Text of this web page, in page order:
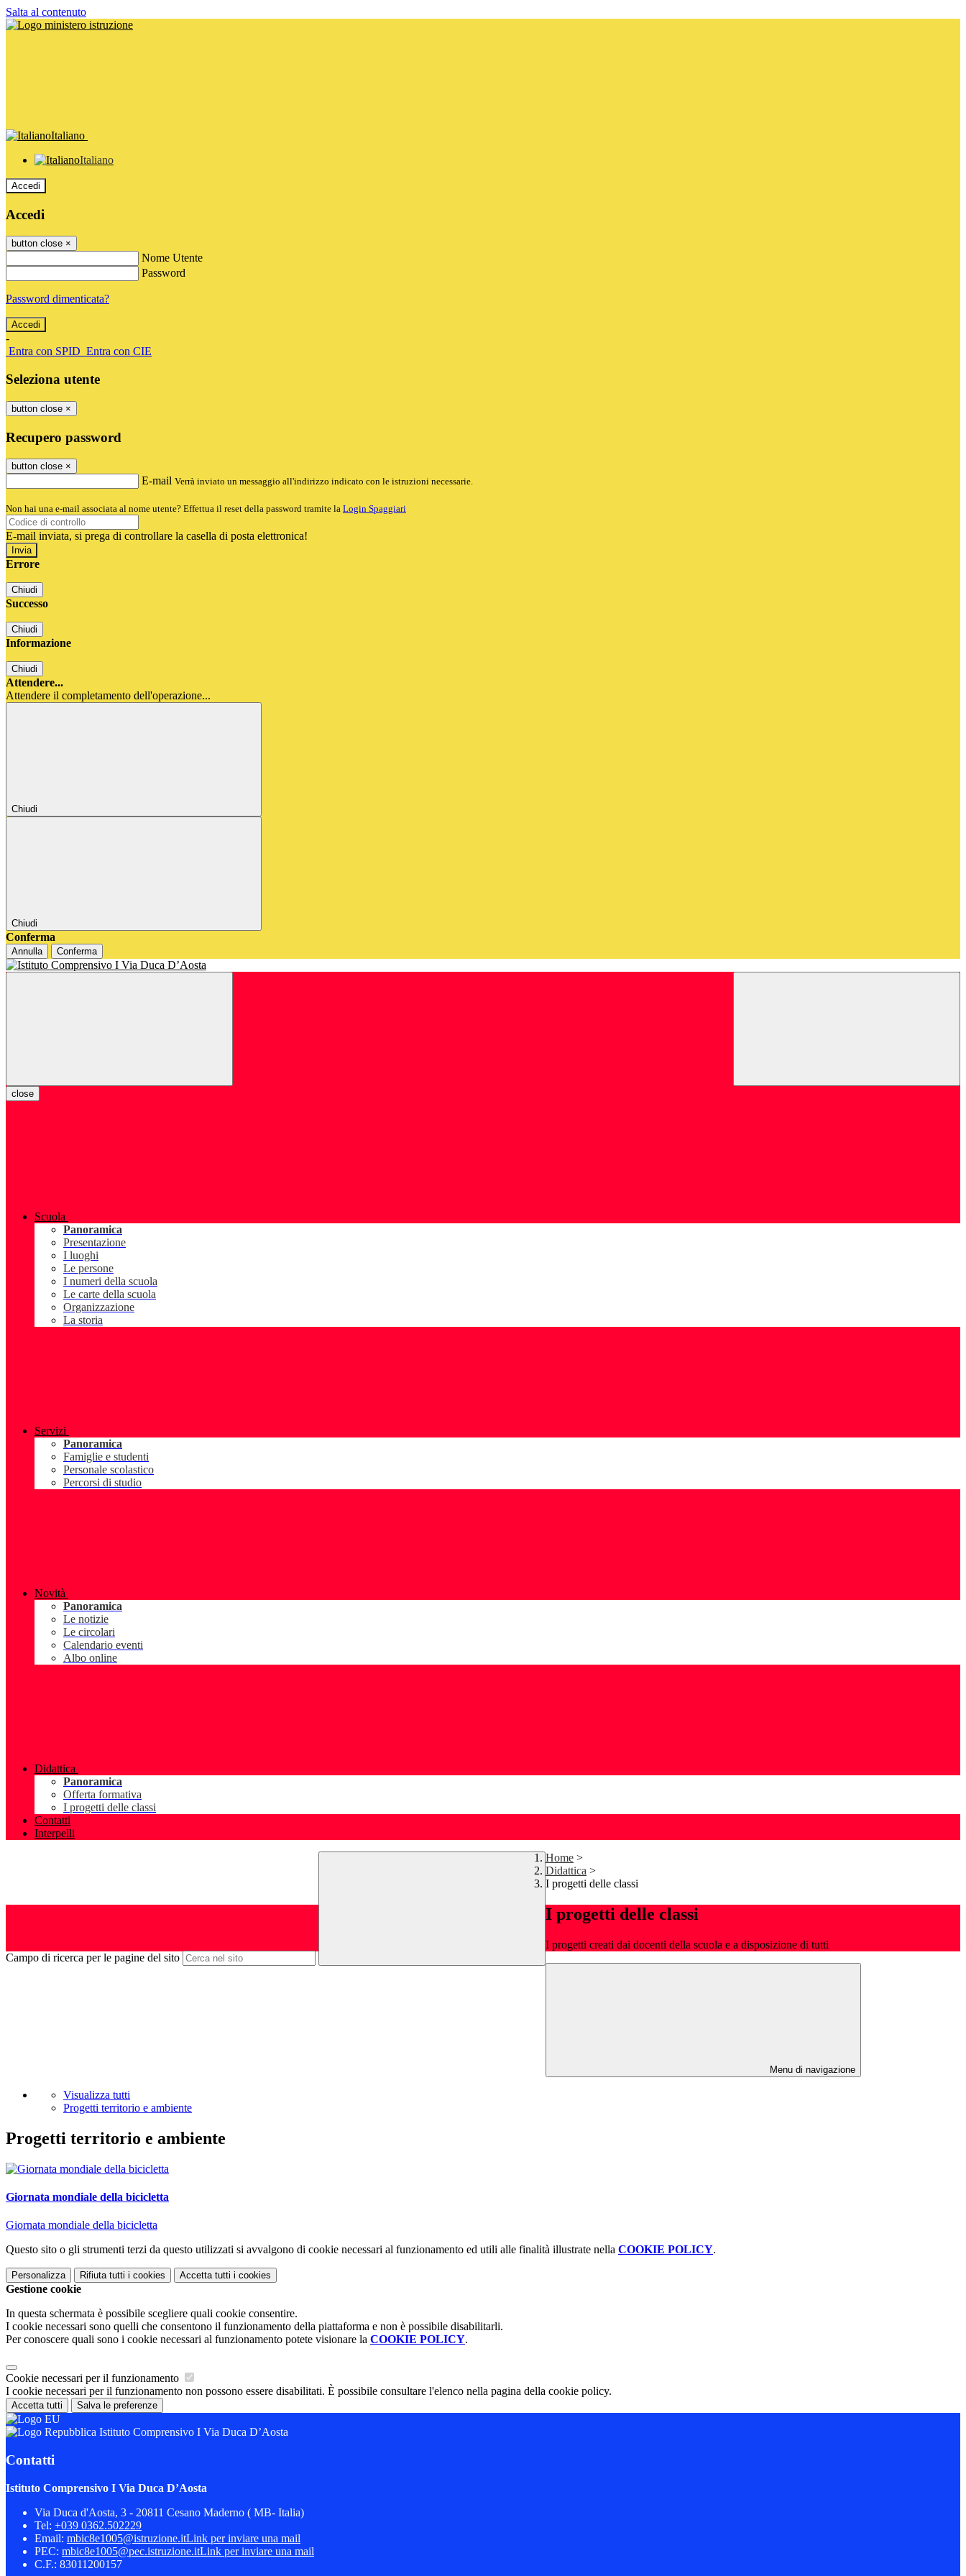
Salta al contenuto
Italiano
Italiano
Accedi
Accedi
button close ×
Nome Utente
Password
Password dimenticata?
-
Entra con SPID Entra con CIE
Seleziona utente
button close ×
Recupero password
button close ×
E-mail Verrà inviato un messaggio all'indirizzo indicato con le istruzioni necessarie.
Non hai una e-mail associata al nome utente? Effettua il reset della password tramite la Login Spaggiari
E-mail inviata, si prega di controllare la casella di posta elettronica!
Errore
Chiudi
Successo
Chiudi
Informazione
Chiudi
Attendere...
Attendere il completamento dell'operazione...
Chiudi
Chiudi
Conferma
Annulla Conferma
close
Scuola
Panoramica
Presentazione
I luoghi
Le persone
I numeri della scuola
Le carte della scuola
Organizzazione
La storia
Servizi
Panoramica
Famiglie e studenti
Personale scolastico
Percorsi di studio
Novità
Panoramica
Le notizie
Le circolari
Calendario eventi
Albo online
Didattica
Panoramica
Offerta formativa
I progetti delle classi
Contatti
Interpelli
Campo di ricerca per le pagine del sito
Home >
Didattica >
I progetti delle classi
I progetti delle classi
I progetti creati dai docenti della scuola e a disposizione di tutti
Menu di navigazione
Visualizza tutti
Progetti territorio e ambiente
Progetti territorio e ambiente
Giornata mondiale della bicicletta
Giornata mondiale della bicicletta
Questo sito o gli strumenti terzi da questo utilizzati si avvalgono di cookie necessari al funzionamento ed utili alle finalità illustrate nella COOKIE POLICY.
Personalizza Rifiuta tutti i cookies Accetta tutti i cookies
Gestione cookie
In questa schermata è possibile scegliere quali cookie consentire.
I cookie necessari sono quelli che consentono il funzionamento della piattaforma e non è possibile disabilitarli.
Per conoscere quali sono i cookie necessari al funzionamento potete visionare la COOKIE POLICY.
Cookie necessari per il funzionamento
I cookie necessari per il funzionamento non possono essere disabilitati. È possibile consultare l'elenco nella pagina della cookie policy.
Accetta tutti Salva le preferenze
Istituto Comprensivo I Via Duca D’Aosta
Contatti
Istituto Comprensivo I Via Duca D’Aosta
Via Duca d'Aosta, 3 - 20811 Cesano Maderno ( MB- Italia)
Tel: +039 0362.502229
Email: mbic8e1005@istruzione.itLink per inviare una mail
PEC: mbic8e1005@pec.istruzione.itLink per inviare una mail
C.F.: 83011200157